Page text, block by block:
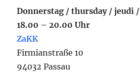
Donnerstag / thursday / jeudi /
18.00 – 20.00 Uhr
ZaKK
Firmianstraße 10
94032 Passau